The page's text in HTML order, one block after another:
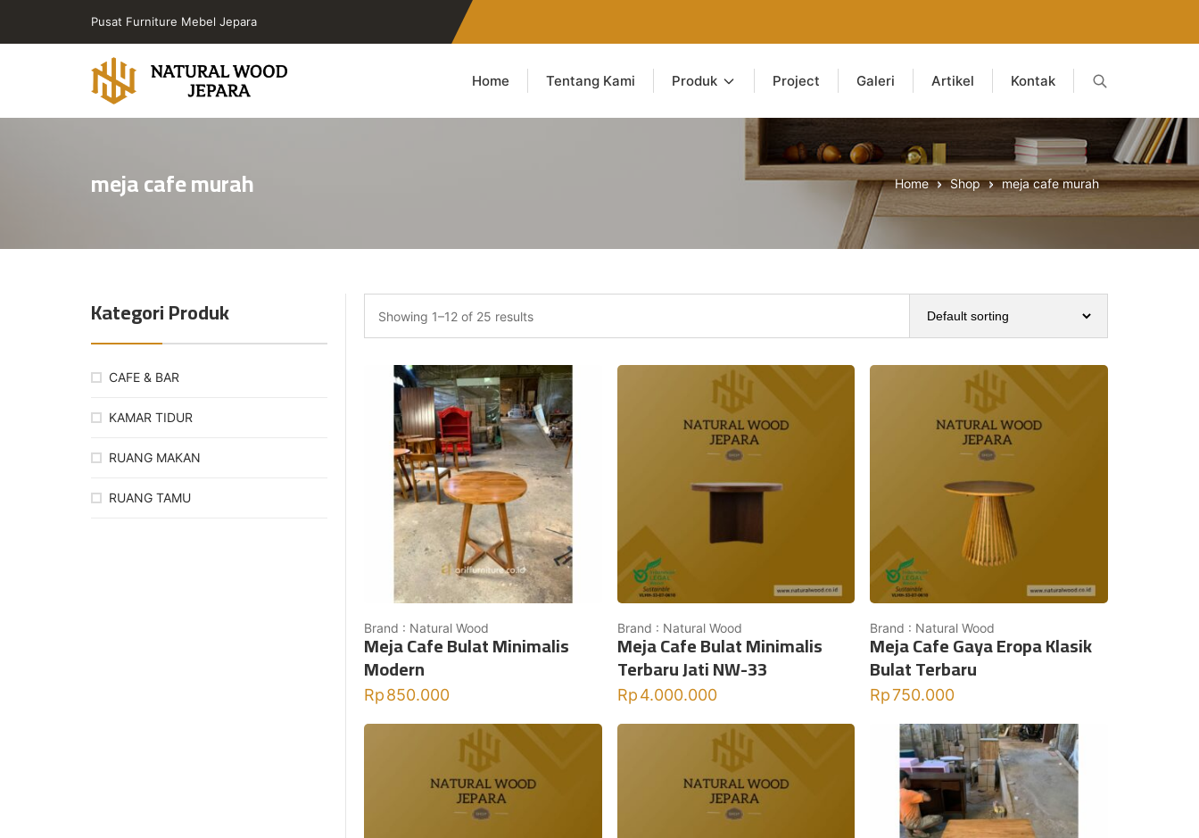
Pusat Furniture Mebel Jepara
Toko
Jepara
PT
Jepara
Home Tentang Kami Produk Project Galeri Artikel Kontak
meja cafe murah Home Shop meja cafe murah
Kategori Produk
CAFE & BAR
KAMAR TIDUR
RUANG MAKAN
RUANG TAMU
Showing 1–12 of 25 results
Brand : Natural Wood
Meja Cafe Bulat Minimalis
Modern
Rp850.000
Brand : Natural Wood
Meja Cafe Bulat Minimalis
Terbaru Jati NW-33
Rp4.000.000
Brand : Natural Wood
Meja Cafe Gaya Eropa Klasik
Bulat Terbaru
Rp750.000